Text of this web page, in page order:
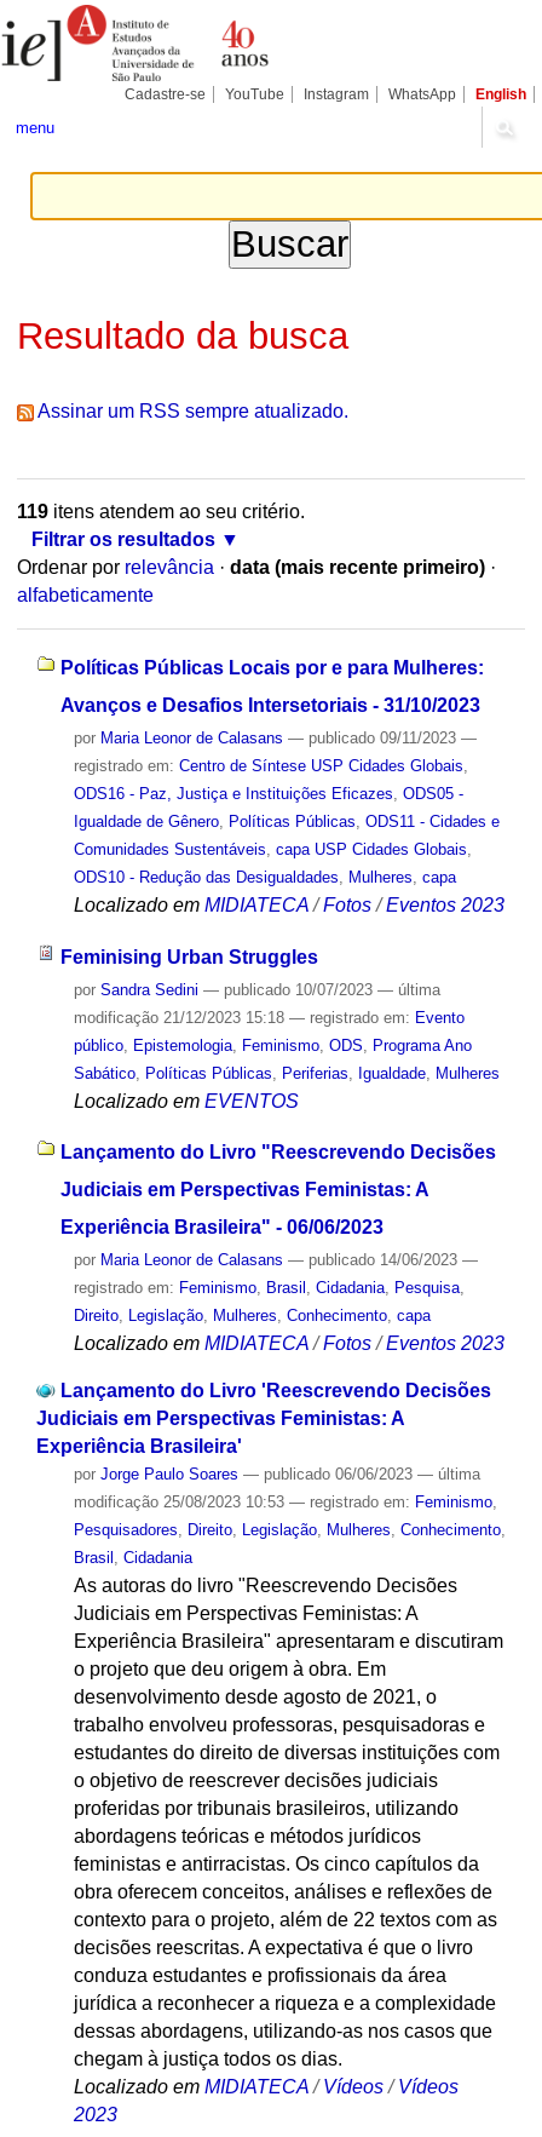
para
conteúdo.
Pessoais
Cadastre-se YouTube Instagram WhatsApp English
menu
Resultado da busca
Assinar um RSS sempre atualizado.
119itens atendem ao seu critério.
Filtrar os resultados
Ordenar por relevância · data (mais recente primeiro) ·
alfabeticamente
Políticas Públicas Locais por e para Mulheres:
Avanços e Desafios Intersetoriais - 31/10/2023
por Maria Leonor de Calasans — publicado09/11/2023 —
registrado em: Centro de Síntese USP Cidades Globais
ODS16 - Paz, Justiça e Instituições Eficazes ODS05 -
Igualdade de Gênero, Políticas Públicas ODS11 - Cidades e
Comunidades Sustentáveis capa USP Cidades Globais
ODS10 - Redução das Desigualdades
Mulheres capa
Localizado em MIDIATECA /Fotos /Eventos 2023
Feminising Urban Struggles
por Sandra Sedini — publicado10/07/2023 — última
modificação21/12/2023 15:18 — registrado em: Evento
público, Epistemologia, Feminismo, ODS
Programa Ano
Sabático, Políticas Públicas Periferias Igualdade, Mulheres
Localizado em EVENTOS
Lançamento do Livro "Reescrevendo Decisões
Judiciais em Perspectivas Feministas: A
Experiência Brasileira" - 06/06/2023
por Maria Leonor de Calasans — publicado14/06/2023 —
registrado em: Feminismo, Brasil , Cidadania, Pesquisa,
Direito, Legislação, Mulheres, Conhecimento, capa
Localizado em MIDIATECA /Fotos /Eventos 2023
Lançamento do Livro 'Reescrevendo Decisões
Judiciais em Perspectivas Feministas: A
Experiência Brasileira'
por Jorge Paulo Soares — publicado06/06/2023 — última
modificação25/08/2023 10:53 — registrado em: Feminismo,
Pesquisadores, Direito, Legislação, Mulheres, Conhecimento,
Brasil , Cidadania
As autoras do livro "Reescrevendo Decisões
Judiciais em Perspectivas Feministas: A
Experiência Brasileira" apresentaram e discutiram
o projeto que deu origem à obra. Em
desenvolvimento desde agosto de 2021, o
trabalho envolveu professoras, pesquisadoras e
estudantes do direito de diversas instituições com
o objetivo de reescrever decisões judiciais
proferidas por tribunais brasileiros, utilizando
abordagens teóricas e métodos jurídicos
feministas e antirracistas. Os cinco capítulos da
obra oferecem conceitos, análises e reflexões de
contexto para o projeto, além de 22 textos com as
decisões reescritas. A expectativa é que o livro
conduza estudantes e profissionais da área
jurídica a reconhecer a riqueza e a complexidade
dessas abordagens, utilizando-as nos casos que
chegam à justiça todos os dias.
Localizado em MIDIATECA /Vídeos /Vídeos
2023